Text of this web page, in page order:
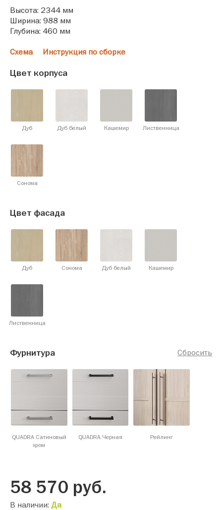
Высота: 2344 мм
Ширина: 988 мм
Глубина: 460 мм
Схема Инструкция по сборке
Цвет корпуса
Дуб Дуб белый Кашемир Лиственница
Сонома
Цвет фасада
Дуб Сонома Дуб белый Кашемир
Лиственница
Сбросить
Фурнитура
QUADRA Сатиновый
хром
QUADRA Черная Рейлинг
58 570 руб.
В наличии: Да